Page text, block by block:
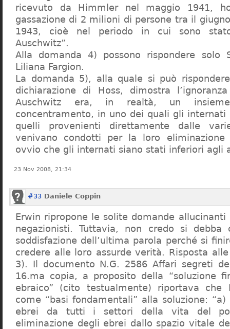
ricevuto da Himmler nel maggio 1941,
gassazione di 2 milioni di persone tra il
1943, cioè nel periodo in cui sono
Auschwitz”.
Alla domanda 4) possono rispondere solo
Liliana Fargion.
La domanda 5), alla quale si può
dichiarazione di Hoss, dimostra
Auschwitz era, in realtà, un
concentramento, in uno dei quali gli
quelli provenienti direttamente dalle
venivano condotti per la loro eliminazione
ovvio che gli internati siano stati inferiori agli
23 Nov 2008, 21:34
#33 Daniele Coppin
Erwin ripropone le solite domande
negazionisti. Tuttavia, non credo si debba
soddisfazione dell’ultima parola perché si
credere alle loro assurde verità. Risposta
3). Il documento N.G. 2586 Affari segreti
16.ma copia, a proposito della “soluzione
ebraico” (cito testualmente) riportava che
come “basi fondamentali” alla soluzione:
ebrei da tutti i settori della vita del
eliminazione degli ebrei dallo spazio vitale